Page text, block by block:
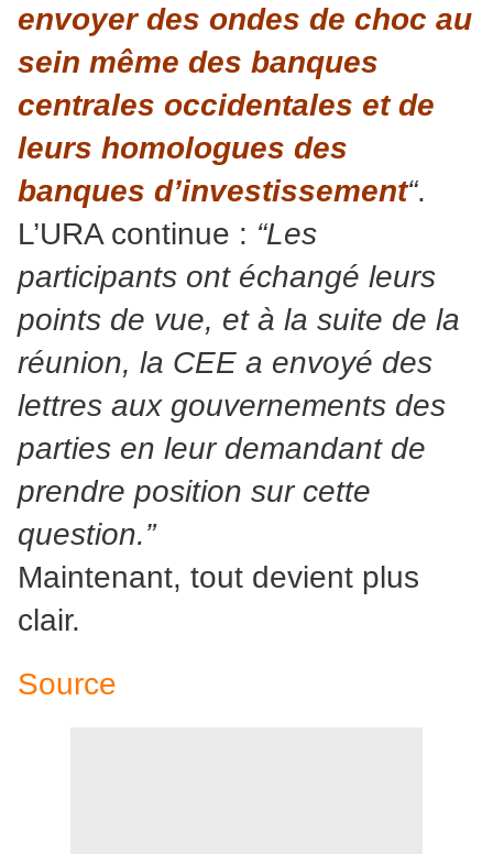
envoyer des ondes de choc au
sein même des banques
centrales occidentales et de
leurs homologues des
banques d’investissement“.
L’URA continue : “Les
participants ont échangé leurs
points de vue, et à la suite de la
réunion, la CEE a envoyé des
lettres aux gouvernements des
parties en leur demandant de
prendre position sur cette
question.”
Maintenant, tout devient plus
clair.
Source